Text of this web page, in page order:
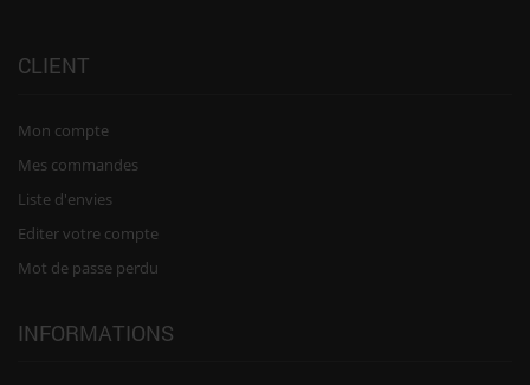
CLIENT
Mon compte
Mes commandes
Liste d'envies
Editer votre compte
Mot de passe perdu
INFORMATIONS